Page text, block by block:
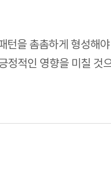
턴을 촘촘하게 형성해
정적인 영향을 미칠 것